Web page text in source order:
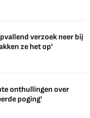
verzoek neer bij
ze het op'
onthullingen over
poging'